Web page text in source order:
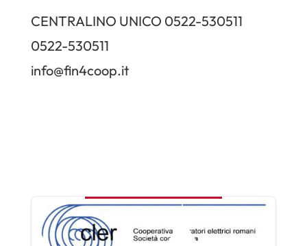
CENTRALINO UNICO 0522-530511
0522-530511
info@fin4coop.it